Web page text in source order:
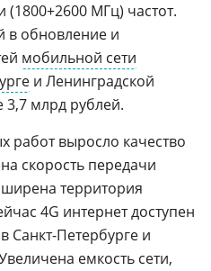
МГц) частот.
в обновление и
мобильной сети
и Ленинградской
3,7 млрд рублей.
работ выросло качество
скорость передачи
территория
4G интернет доступен
Санкт-Петербурге и
емкость сети,